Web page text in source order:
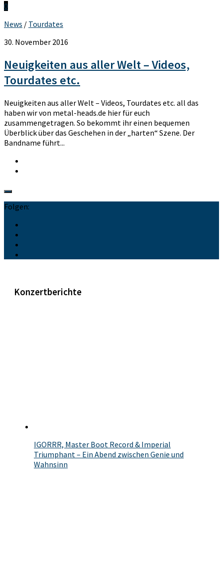
0
News / Tourdates
30. November 2016
Neuigkeiten aus aller Welt – Videos,
Tourdates etc.
Neuigkeiten aus aller Welt – Videos, Tourdates etc. all das
haben wir von metal-heads.de hier für euch
zusammengetragen. So bekommt ihr einen bequemen
Überblick über das Geschehen in der „harten“ Szene. Der
Bandname führt...
Folgen:
Konzertberichte
IGORRR, Master Boot Record & Imperial
Triumphant – Ein Abend zwischen Genie und
Wahnsinn